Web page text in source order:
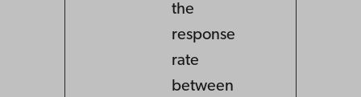
the
response
rate
between